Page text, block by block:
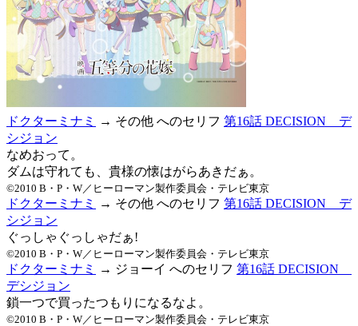
ドクターミナミ → その他 へのセリフ 第16話 DECISION デ
シジョン
なめおって。
ダムは守れても、貴様の懐はがらあきだぁ。
©2010 B・P・W／ヒーローマン製作委員会・テレビ東京
ドクターミナミ → その他 へのセリフ 第16話 DECISION デ
シジョン
ぐっしゃぐっしゃだぁ!
©2010 B・P・W／ヒーローマン製作委員会・テレビ東京
ドクターミナミ → ジョーイ へのセリフ 第16話 DECISION
デシジョン
鎖一つで買ったつもりになるなよ。
©2010 B・P・W／ヒーローマン製作委員会・テレビ東京